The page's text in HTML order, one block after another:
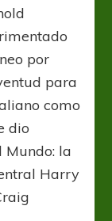
por
para
como
dio
Mundo: la
Harry